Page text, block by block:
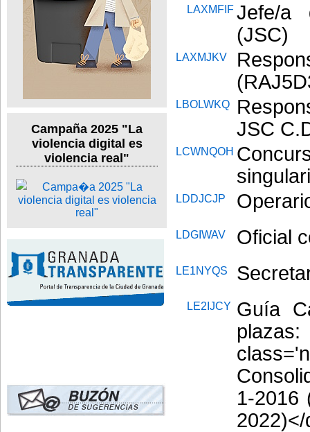
Campaña 2025 "La
violencia digital es
violencia real"
LAXMFIF Jefe/a
(JSC)
LAXMJKV
LBOLWKQ
JSC
LCWNQOH
LDDJCJP
LDGIWAV Oficial
LE1NYQS
LE2IJCY Guía
plazas:
1-2016